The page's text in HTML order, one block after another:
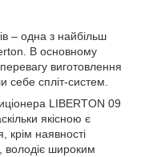
– одна з найбільш
В основному
виготовлення
себе спліт-систем.
LIBERTON 09
якісною є
крім наявності
володіє широким